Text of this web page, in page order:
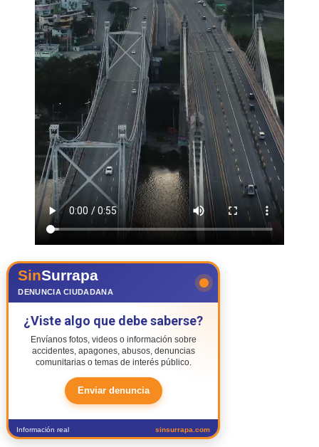
SinSurrapa
DENUNCIA CIUDADANA
¿Viste algo que debe saberse?
Envíanos fotos, videos o información sobre
accidentes, apagones, abusos, denuncias
comunitarias o temas de interés público.
Enviar denuncia
Información real sinsurrapa.com